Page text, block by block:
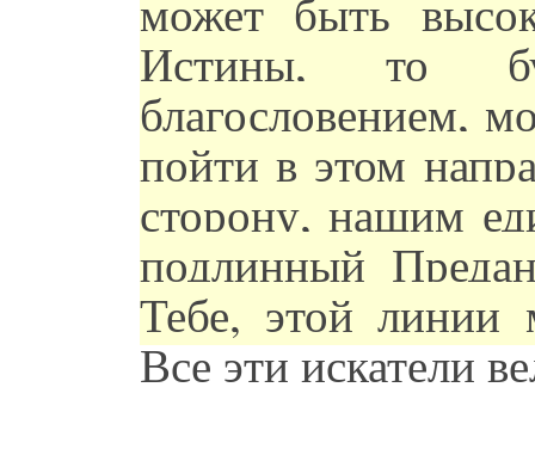
Истины, то
благословением,
пойти в этом
сторону, нашим
подлинный
Тебе, этой линии
Все эти искатели